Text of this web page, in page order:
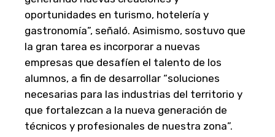
oportunidades en turismo, hotelería y
gastronomía”, señaló. Asimismo, sostuvo que
la gran tarea es incorporar a nuevas
empresas que desafíen el talento de los
alumnos, a fin de desarrollar “soluciones
necesarias para las industrias del territorio y
que fortalezcan a la nueva generación de
técnicos y profesionales de nuestra zona”.